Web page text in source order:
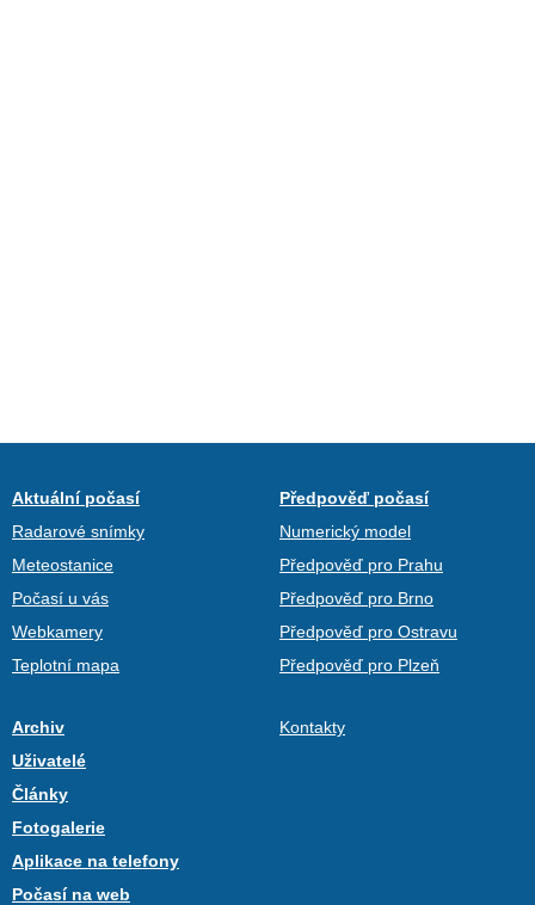
Aktuální počasí
Radarové snímky
Meteostanice
Počasí u vás
Webkamery
Teplotní mapa
Předpověď počasí
Numerický model
Předpověď pro Prahu
Předpověď pro Brno
Předpověď pro Ostravu
Předpověď pro Plzeň
Archiv
Uživatelé
Články
Fotogalerie
Aplikace na telefony
Počasí na web
Kontakty